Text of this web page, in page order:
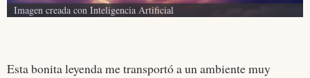
Imagen creada con Inteligencia Artificial
Esta bonita leyenda me transportó a un ambiente muy